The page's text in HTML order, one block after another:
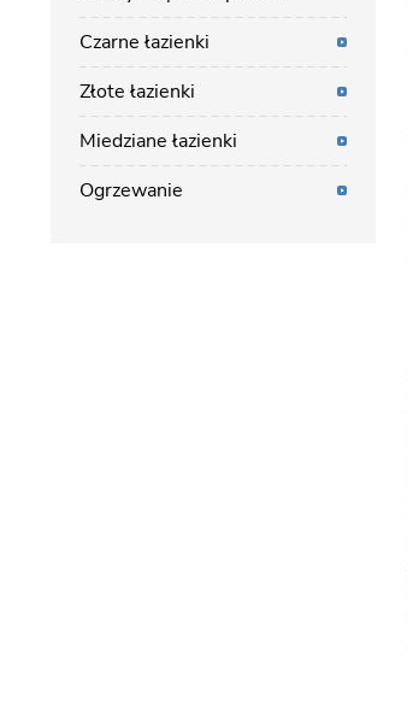
Czarne łazienki
Złote łazienki
Miedziane łazienki
Ogrzewanie